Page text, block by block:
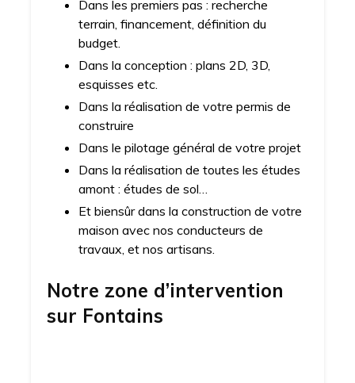
Dans les premiers pas : recherche
terrain, financement, définition du
budget.
Dans la conception : plans 2D, 3D,
esquisses etc.
Dans la réalisation de votre permis de
construire
Dans le pilotage général de votre projet
Dans la réalisation de toutes les études
amont : études de sol…
Et biensûr dans la construction de votre
maison avec nos conducteurs de
travaux, et nos artisans.
Notre zone d’intervention
sur Fontains